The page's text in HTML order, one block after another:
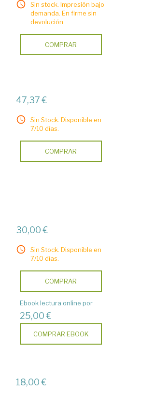
Sin stock. Impresión bajo
demanda. En firme sin
devolución
COMPRAR
47,37 €
Sin Stock. Disponible en
7/10 días.
COMPRAR
30,00 €
Sin Stock. Disponible en
7/10 días.
COMPRAR
Ebook lectura online por
25,00 €
COMPRAR EBOOK
18,00 €